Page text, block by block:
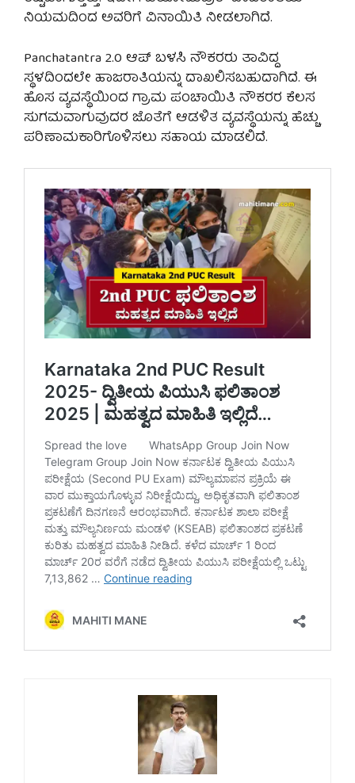
ನಿಯಮದಿಂದ ಅವರಿಗೆ ವಿನಾಯಿತಿ ನೀಡಲಾಗಿದೆ.
Panchatantra 2.0 ಆಪ್ ಬಳಸಿ ನೌಕರರು ತಾವಿದ್ದ
ಸ್ಥಳದಿಂದಲೇ ಹಾಜರಾತಿಯನ್ನು ದಾಖಲಿಸಬಹುದಾಗಿದೆ. ಈ
ಹೊಸ ವ್ಯವಸ್ಥೆಯಿಂದ ಗ್ರಾಮ ಪಂಚಾಯಿತಿ ನೌಕರರ ಕೆಲಸ
ಸುಗಮವಾಗುವುದರ ಜೊತೆಗೆ ಆಡಳಿತ ವ್ಯವಸ್ಥೆಯನ್ನು ಹೆಚ್ಚು
ಪರಿಣಾಮಕಾರಿಗೊಳಿಸಲು ಸಹಾಯ ಮಾಡಲಿದೆ.